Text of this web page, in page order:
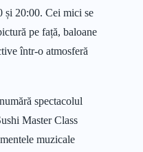
și 20:00. Cei mici se
pe față, baloane
într-o atmosferă
spectacolul
Master Class
muzicale